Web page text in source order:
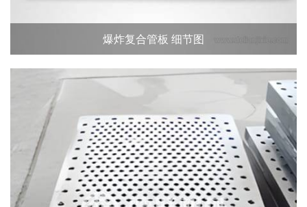
爆炸复合管板 细节图